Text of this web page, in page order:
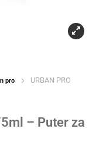
pro
URBAN PRO
– Puter za